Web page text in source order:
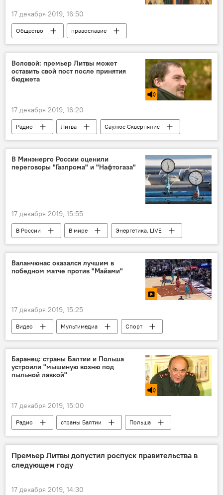
17 декабря 2019, 16:50
Общество
православие
православные
приметы
традиции
народные традиции
Воловой: премьер Литвы может
оставить свой пост после принятия
бюджета
17 декабря 2019, 16:20
Радио Литва
Саулюс Сквернялис
правительство
В Минэнерго России оценили
переговоры "Газпрома" и "Нафтогаза"
17 декабря 2019, 15:55
В России В мире
Энергетика. LIVE
Россия
Украина газ
Валанчюнас оказался лучшим в
победном матче против "Майами"
17 декабря 2019, 15:25
Видео Мультимедиа
Спорт
Литва
Майами
Баранец: страны Балтии и Польша
устроили "мышиную возню под
пыльной лавкой"
17 декабря 2019, 15:00
Радио страны Балтии
Польша
НАТО
Премьер Литвы допустил роспуск правительства в
следующем году
17 декабря 2019, 14:30